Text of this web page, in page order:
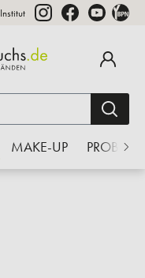
Institut
MAKE-UP PROBEN